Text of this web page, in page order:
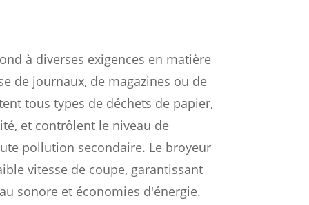
à diverses exigences en matière
de journaux, de magazines ou de
tous types de déchets de papier,
et contrôlent le niveau de
pollution secondaire. Le broyeur
vitesse de coupe, garantissant
sonore et économies d'énergie.